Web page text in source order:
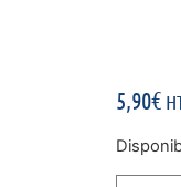
5,90€